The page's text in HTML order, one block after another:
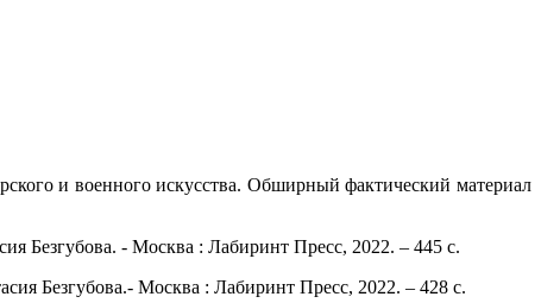
и военного искусства. Обширный фактический материал
Безгубова. - Москва : Лабиринт Пресс, 2022. – 445 с.
Безгубова.- Москва : Лабиринт Пресс, 2022. – 428 с.